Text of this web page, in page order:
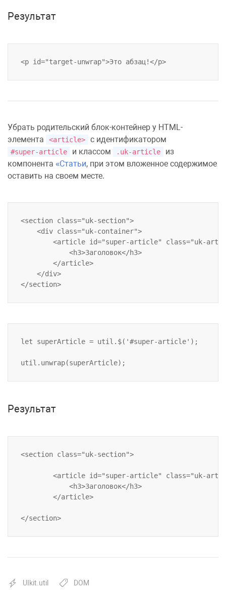
Результат
Убрать родительский блок-контейнер у HTML-
элемента
<article> с идентификатором
#super-article и классом .uk-article
из
компонента
Статьи, при этом вложенное содержимое
оставить на своем месте.
<section class="uk-section">
let superArticle = util.$('#super-article');
Результат
<section class="uk-section">
UIkit.util DOM